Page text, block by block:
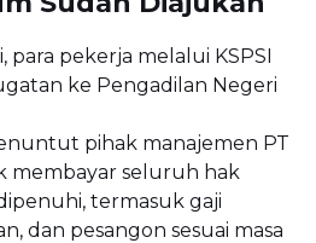
para pekerja melalui KSPSI
ke Pengadilan Negeri
pihak manajemen PT
membayar seluruh hak
termasuk gaji
dan pesangon sesuai masa